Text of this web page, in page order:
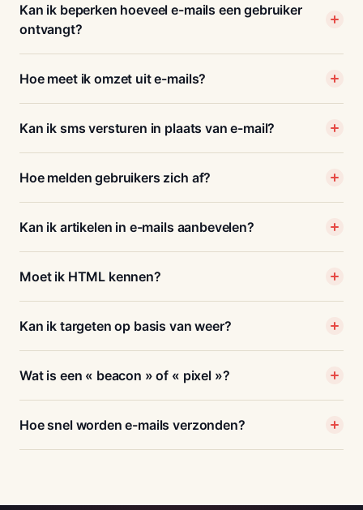
Kan ik beperken hoeveel e-mails een gebruiker
ontvangt?
Hoe meet ik omzet uit e-mails?
Kan ik sms versturen in plaats van e-mail?
Hoe melden gebruikers zich af?
Kan ik artikelen in e-mails aanbevelen?
Moet ik HTML kennen?
Kan ik targeten op basis van weer?
Wat is een « beacon » of « pixel »?
Hoe snel worden e-mails verzonden?